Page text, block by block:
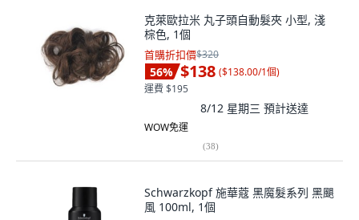
克萊歐拉米 丸子頭自動髮夾 小型, 淺
棕色, 1個
首購折扣價$320
56% $138 ($138.00/1個)
運費 $195
8/12 星期三 預計送達
WOW免運
(38)
Schwarzkopf 施華蔻 黑魔髮系列 黑颶
風 100ml, 1個